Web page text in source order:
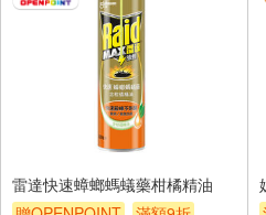
雷達快速蟑螂螞蟻藥柑橘精油